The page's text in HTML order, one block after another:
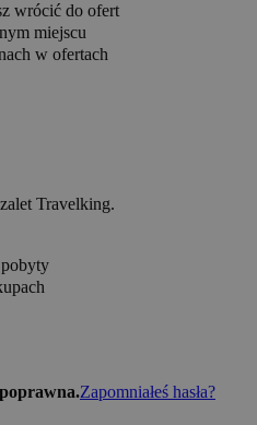
wrócić do ofert
miejscu
w ofertach
Travelking.
Zapomniałeś hasła?